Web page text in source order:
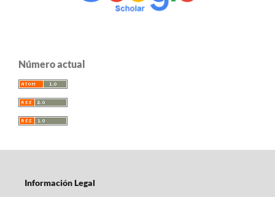
Número actual
Información Legal